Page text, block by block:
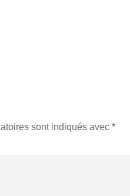
sont indiqués avec *